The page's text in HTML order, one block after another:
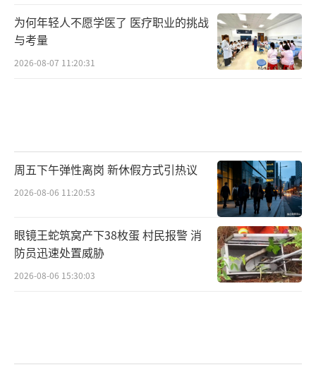
为何年轻人不愿学医了 医疗职业的挑战
与考量
2026-08-07 11:20:31
周五下午弹性离岗 新休假方式引热议
2026-08-06 11:20:53
眼镜王蛇筑窝产下38枚蛋 村民报警 消
防员迅速处置威胁
2026-08-06 15:30:03